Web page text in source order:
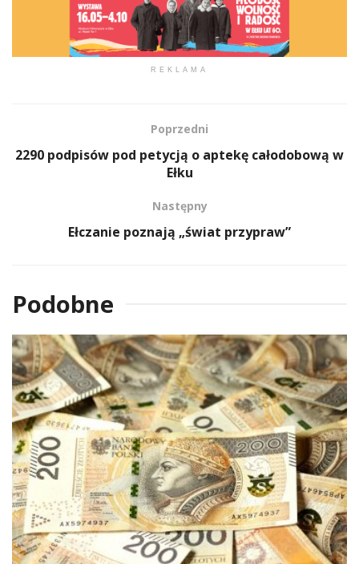
REKLAMA
Poprzedni
2290 podpisów pod petycją o aptekę całodobową w
Ełku
Następny
Ełczanie poznają „świat przypraw”
Podobne